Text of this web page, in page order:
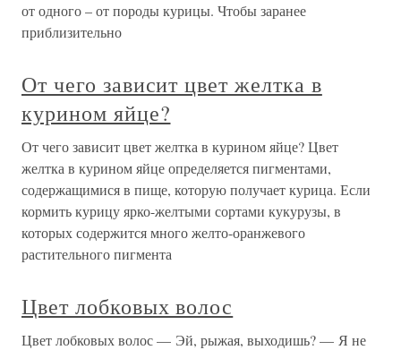
от одного – от породы курицы. Чтобы заранее
приблизительно
От чего зависит цвет желтка в
курином яйце?
От чего зависит цвет желтка в курином яйце? Цвет
желтка в курином яйце определяется пигментами,
содержащимися в пище, которую получает курица. Если
кормить курицу ярко-желтыми сортами кукурузы, в
которых содержится много желто-оранжевого
растительного пигмента
Цвет лобковых волос
Цвет лобковых волос — Эй, рыжая, выходишь? — Я не